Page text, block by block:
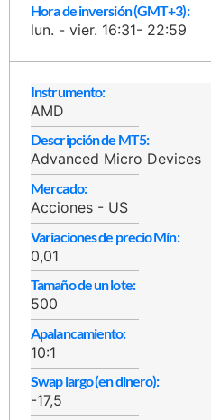
Hora de inversión (GMT+3):
lun. - vier. 16:31- 22:59
Instrumento:
AMD
Descripción de MT5:
Advanced Micro Devices
Mercado:
Acciones - US
Variaciones de precio Mín:
0,01
Tamaño de un lote:
500
Apalancamiento:
10:1
Swap largo (en dinero):
-17,5